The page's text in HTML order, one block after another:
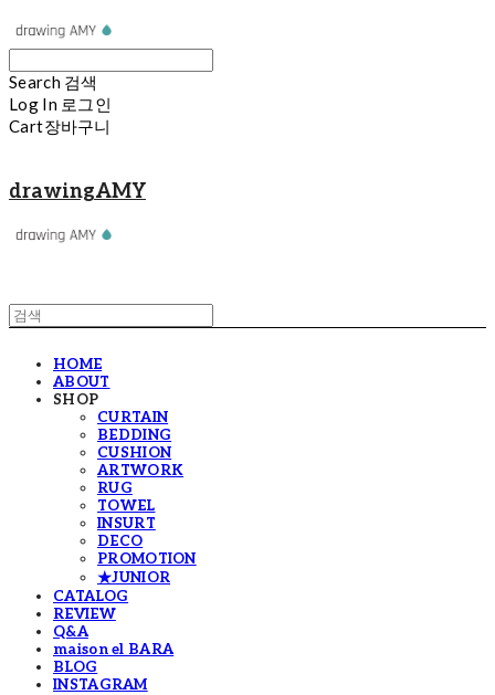
Search 검색
Log In 로그인
Cart장바구니
drawingAMY
HOME
ABOUT
SHOP
CURTAIN
BEDDING
CUSHION
ARTWORK
RUG
TOWEL
INSURT
DECO
PROMOTION
★JUNIOR
CATALOG
REVIEW
Q&A
maison el BARA
BLOG
INSTAGRAM